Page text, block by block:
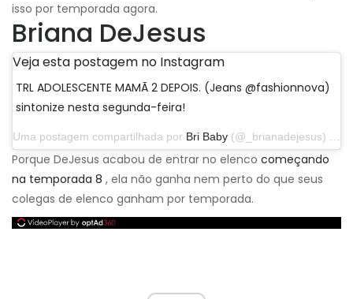
isso por temporada agora.
Briana DeJesus
Veja esta postagem no Instagram
TRL ADOLESCENTE MAMÃ 2 DEPOIS. (Jeans @fashionnova)
sintonize nesta segunda-feira!
Uma postagem compartilhada por Bri Baby (@_brianadejesus) em 9 de janeiro de 2019 às 10:47 PST
Porque DeJesus acabou de entrar no elenco começando
na temporada 8 , ela não ganha nem perto do que seus
colegas de elenco ganham por temporada.